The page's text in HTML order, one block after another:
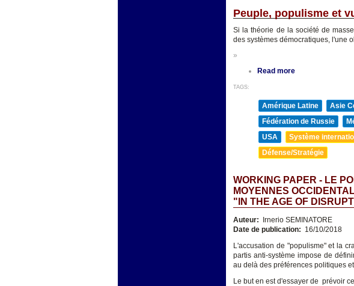
Peuple, populisme et
Si la théorie de la société de
des systèmes démocratiques, l'une
»
Read more
TAGS:
Amérique Latine Asie
Fédération de Russie
USA
Système
Défense/Stratégie
WORKING PAPER - LE
MOYENNES
"IN THE AGE OF
Auteur:
Irnerio SEMINATORE
Date de publication: 16/10/2018
L'accusation de "populisme" et la
partis anti-système impose de
au delà des préférences politiques
Le but en est d'essayer de prévoir